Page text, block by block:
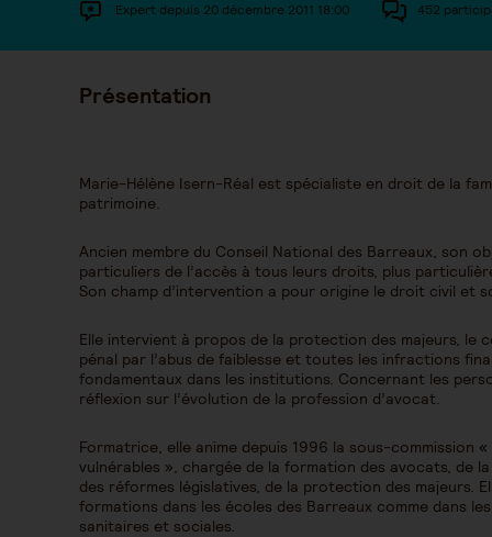
Expert depuis 20 décembre 2011 18:00 452
Présentation
Marie-Hélène Isern-Réal est spécialiste en droit de la
patrimoine.
Ancien membre du Conseil National des Barreaux, son
particuliers de l’accès à tous leurs droits, plus
Son champ d’intervention a pour origine le droit civil et
Elle intervient à propos de la protection des majeurs, le
pénal par l’abus de faiblesse et toutes les infractions
fondamentaux dans les institutions. Concernant les
réflexion sur l’évolution de la profession d’avocat.
Formatrice, elle anime depuis 1996 la sous-commission
vulnérables », chargée de la formation des avocats, de
des réformes législatives, de la protection des majeurs.
formations dans les écoles des Barreaux comme dans
sanitaires et sociales.